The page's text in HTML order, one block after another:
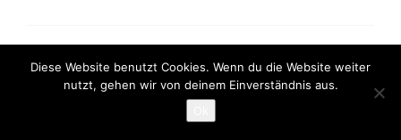
Neoprenschuhe -Kaufberatung
Diese Website benutzt Cookies. Wenn du die Website weiter
nutzt, gehen wir von deinem Einverständnis aus.